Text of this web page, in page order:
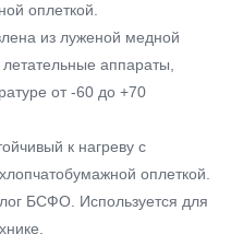
оплеткой.
из луженой медной
аппараты,
от -60 до +70
к нагреву с
оплеткой.
БСФО. Используется для